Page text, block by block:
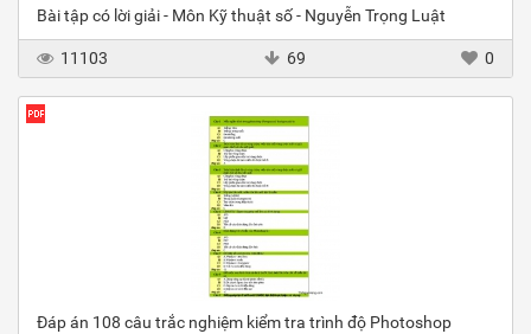
Bài tập có lời giải - Môn Kỹ thuật số - Nguyễn Trọng Luật
11103 69 0
Đáp án 108 câu trắc nghiệm kiểm tra trình độ Photoshop